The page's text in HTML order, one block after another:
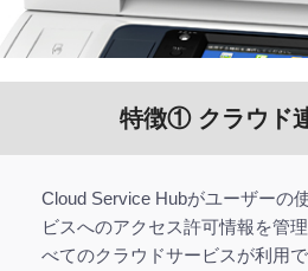
特徴① クラウド
Cloud Service Hubがユーザーの
ビスへのアクセス許可情報を管
べてのクラウドサービスが利用